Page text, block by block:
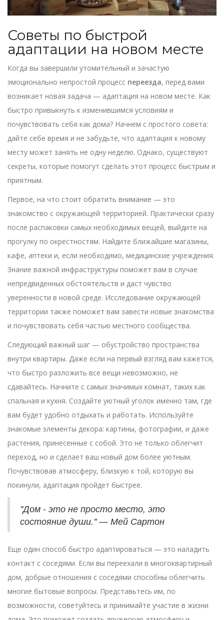
Советы по быстрой
адаптации на новом месте
Когда вы завершили утомительный и зачастую
эмоционально непростой процесс переезда, перед вами
возникает новая задача — адаптация на новом месте. Как
быстро привыкнуть к изменившимся условиям и
почувствовать себя как дома? Начнем с простого совета:
дайте себе время и не забудьте, что адаптация к новому
месту может занять не одну неделю. Однако, существуют
секреты, которые помогут сделать этот процесс быстрым и
приятным.
Первое, на что стоит обратить внимание — это
знакомство с окружающей территорией. Практически сразу
после распаковки самых необходимых вещей, выйдите на
прогулку по окрестностям. Найдите ближайшие магазины,
кафе, аптеки и, если необходимо, медицинские учреждения.
Знание важной инфраструктуры поможет вам в случае
непредвиденных обстоятельств и даст чувство
уверенности в новой среде. Исследование окружающей
территории также поможет вам завести новые знакомства
и почувствовать себя частью местного сообщества.
Следующий важный шаг — обустройство пространства
внутри квартиры. Даже если на первый взгляд вам кажется,
что быстро разложить все вещи невозможно, не
сдавайтесь. Начните с самых значимых комнат, таких как
спальная и кухня. Создайте уютный уголок именно там, где
вам будет удобно отдыхать и работать. Используйте
знакомые элементы декора: картины, фотографии, и даже
растения, принесенные с собой. Это не только облегчит
переход, но и сделает ваш новый дом более уютным.
Почувствовав атмосферу, близкую к той, которую вы
покинули, адаптация пройдет быстрее.
"Дом - это не просто место, это
состояние души." — Мей Сартон
Еще один способ быстро адаптироваться — это наладить
контакт с соседями. Если вы переехали в многоквартирный
дом, добрые отношения с соседями способны облегчить
многие бытовые вопросы. Представьтесь им, по
возможности, советуйтесь и принимайте участие в жизни